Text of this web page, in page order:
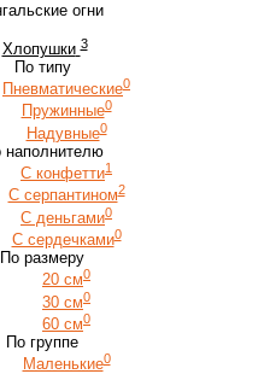
огни
Хлопушки 3
По типу
Пневматические0
Пружинные0
Надувные0
наполнителю
С конфетти1
С серпантином2
С деньгами0
С сердечками0
По размеру
20 см0
30 см0
60 см0
По группе
Маленькие0